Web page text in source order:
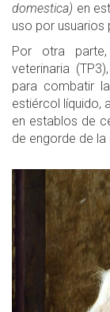
domestica) en
uso por usuarios
Por otra
veterinaria
para combatir
estiércol líquido,
en establos de
de engorde de